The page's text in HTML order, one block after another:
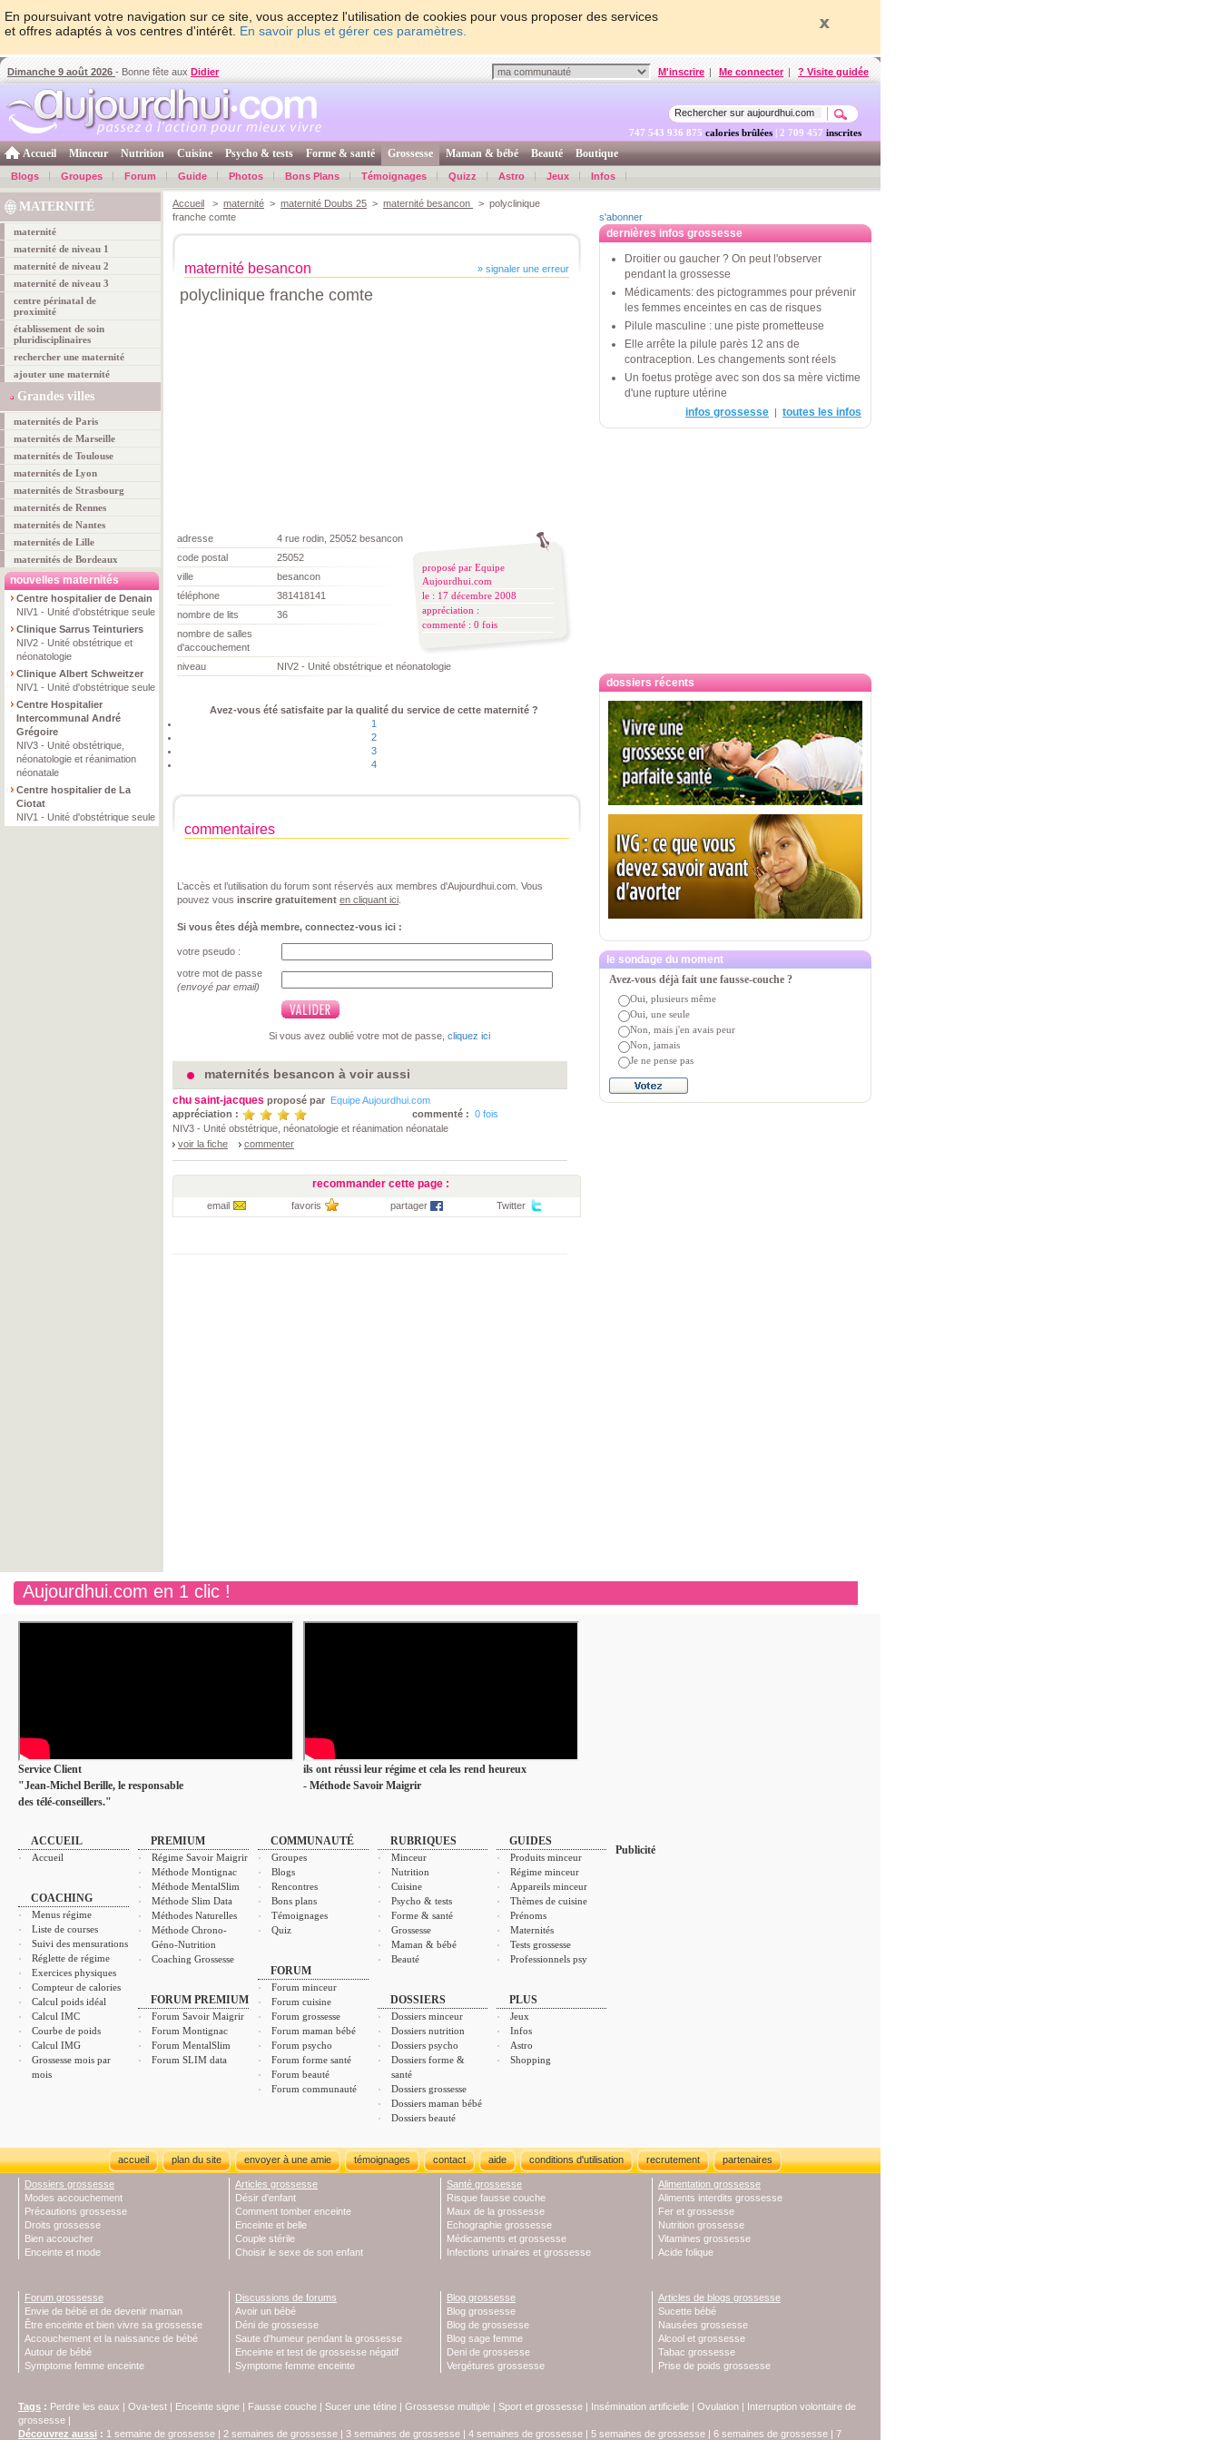
En poursuivant votre navigation sur ce site, vous acceptez l'utilisation de cookies pour vous proposer des services
et offres adaptés à vos centres d'intérêt. En savoir plus et gérer ces paramètres.
Dimanche 9 août 2026 - Bonne fête aux Didier M'inscrire | Me connecter | ? Visite guidée
747 543 937 524 calories brûlées | 2 709 457 inscrites
Accueil Minceur Nutrition Cuisine Psycho & tests Forme & santé Grossesse Maman & bébé Beauté Boutique
Blogs Groupes Forum Guide Photos Bons Plans Témoignages Quizz Astro Jeux Infos
MATERNITÉ
maternité
maternité de niveau 1
maternité de niveau 2
maternité de niveau 3
centre périnatal de
proximité
établissement de soin
pluridisciplinaires
rechercher une maternité
ajouter une maternité
Grandes villes
maternités de Paris
maternités de Marseille
maternités de Toulouse
maternités de Lyon
maternités de Strasbourg
maternités de Rennes
maternités de Nantes
maternités de Lille
maternités de Bordeaux
nouvelles maternités
Centre hospitalier de Denain
NIV1 - Unité d'obstétrique seule
Clinique Sarrus Teinturiers
NIV2 - Unité obstétrique et
néonatologie
Clinique Albert Schweitzer
NIV1 - Unité d'obstétrique seule
Centre Hospitalier
Intercommunal André
Grégoire
NIV3 - Unité obstétrique,
néonatologie et réanimation
néonatale
Centre hospitalier de La
Ciotat
NIV1 - Unité d'obstétrique seule
Accueil > maternité > maternité Doubs 25 > maternité besancon
> polyclinique
franche comte
maternité besancon » signaler une erreur
polyclinique franche comte
proposé par Equipe
Aujourdhui.com
le : 17 décembre 2008
appréciation :
commenté : 0 fois
adresse
4 rue rodin, 25052 besancon
code postal
25052
ville
besancon
téléphone
381418141
nombre de lits
36
nombre de salles
d'accouchement
niveau
NIV2 - Unité obstétrique et néonatologie
Avez-vous été satisfaite par la qualité du service de cette maternité ?
1
2
3
4
commentaires
L’accès et l’utilisation du forum sont réservés aux membres d'Aujourdhui.com. Vous
pouvez vous inscrire gratuitement en cliquant ici
Si vous êtes déjà membre, connectez-vous ici :
votre pseudo :
votre mot de passe
(envoyé par email)
Si vous avez oublié votre mot de passe, cliquez ici
maternités besancon à voir aussi
chu saint-jacques proposé par Equipe Aujourdhui.com
appréciation :
commenté : 0 fois
NIV3 - Unité obstétrique, néonatologie et réanimation néonatale
voir la fiche
commenter
recommander cette page :
email favoris partager Twitter
s'abonner
dernières infos grossesse
Droitier ou gaucher ? On peut l'observer
pendant la grossesse
Médicaments: des pictogrammes pour prévenir
les femmes enceintes en cas de risques
Pilule masculine : une piste prometteuse
Elle arrête la pilule parès 12 ans de
contraception. Les changements sont réels
Un foetus protège avec son dos sa mère victime
d'une rupture utérine
infos grossesse | toutes les infos
dossiers récents
le sondage du moment
Avez-vous déjà fait une fausse-couche ?
Oui, plusieurs même
Oui, une seule
Non, mais j'en avais peur
Non, jamais
Je ne pense pas
Aujourdhui.com en 1 clic !
Service Client
"Jean-Michel Berille, le responsable
des télé-conseillers."
ils ont réussi leur régime et cela les rend heureux
- Méthode Savoir Maigrir
ACCUEIL
Accueil
COACHING
Menus régime
Liste de courses
Suivi des mensurations
Réglette de régime
Exercices physiques
Compteur de calories
Calcul poids idéal
Calcul IMC
Courbe de poids
Calcul IMG
Grossesse mois par
mois
PREMIUM
Régime Savoir Maigrir
Méthode Montignac
Méthode MentalSlim
Méthode Slim Data
Méthodes Naturelles
Méthode Chrono-
Géno-Nutrition
Coaching Grossesse
FORUM PREMIUM
Forum Savoir Maigrir
Forum Montignac
Forum MentalSlim
Forum SLIM data
COMMUNAUTÉ
Groupes
Blogs
Rencontres
Bons plans
Témoignages
Quiz
FORUM
Forum minceur
Forum cuisine
Forum grossesse
Forum maman bébé
Forum psycho
Forum forme santé
Forum beauté
Forum communauté
RUBRIQUES
Minceur
Nutrition
Cuisine
Psycho & tests
Forme & santé
Grossesse
Maman & bébé
Beauté
DOSSIERS
Dossiers minceur
Dossiers nutrition
Dossiers psycho
Dossiers forme &
santé
Dossiers grossesse
Dossiers maman bébé
Dossiers beauté
GUIDES
Produits minceur
Régime minceur
Appareils minceur
Thèmes de cuisine
Prénoms
Maternités
Tests grossesse
Professionnels psy
PLUS
Jeux
Infos
Astro
Shopping
Publicité
accueil plan du site envoyer à une amie témoignages contact aide conditions d'utilisation recrutement partenaires
Dossiers grossesse
Modes accouchement
Précautions grossesse
Droits grossesse
Bien accoucher
Enceinte et mode
Articles grossesse
Désir d'enfant
Comment tomber enceinte
Enceinte et belle
Couple stérile
Choisir le sexe de son enfant
Santé grossesse
Risque fausse couche
Maux de la grossesse
Echographie grossesse
Médicaments et grossesse
Infections urinaires et grossesse
Alimentation grossesse
Aliments interdits grossesse
Fer et grossesse
Nutrition grossesse
Vitamines grossesse
Acide folique
Forum grossesse
Envie de bébé et de devenir maman
Être enceinte et bien vivre sa grossesse
Accouchement et la naissance de bébé
Autour de bébé
Symptome femme enceinte
Discussions de forums
Avoir un bébé
Déni de grossesse
Saute d'humeur pendant la grossesse
Enceinte et test de grossesse négatif
Symptome femme enceinte
Blog grossesse
Blog grossesse
Blog de grossesse
Blog sage femme
Deni de grossesse
Vergétures grossesse
Articles de blogs grossesse
Sucette bébé
Nausées grossesse
Alcool et grossesse
Tabac grossesse
Prise de poids grossesse
Tags : Perdre les eaux | Ova-test | Enceinte signe | Fausse couche | Sucer une tétine | Grossesse multiple | Sport et grossesse | Insémination artificielle | Ovulation | Interruption volontaire de
grossesse |
Découvrez aussi : 1 semaine de grossesse | 2 semaines de grossesse | 3 semaines de grossesse | 4 semaines de grossesse | 5 semaines de grossesse | 6 semaines de grossesse | 7